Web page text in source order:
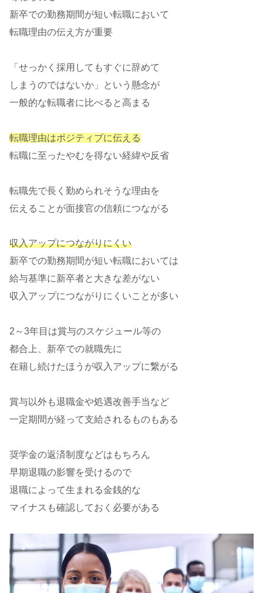
新卒での勤務期間が短い転職において
転職理由の伝え方が重要
「せっかく採用してもすぐに辞めて
しまうのではないか」という懸念が
一般的な転職者に比べると高まる
転職理由はポジティブに伝える
転職に至ったやむを得ない経緯や反省
転職先で長く勤められそうな理由を
伝えることが面接官の信頼につながる
収入アップにつながりにくい
新卒での勤務期間が短い転職においては
給与基準に新卒者と大きな差がない
収入アップにつながりにくいことが多い
2～3年目は賞与のスケジュール等の
都合上、新卒での就職先に
在籍し続けたほうが収入アップに繋がる
賞与以外も退職金や処遇改善手当など
一定期間が経って支給されるものもある
奨学金の返済制度などはもちろん
早期退職の影響を受けるので
退職によって生まれる金銭的な
マイナスも確認しておく必要がある